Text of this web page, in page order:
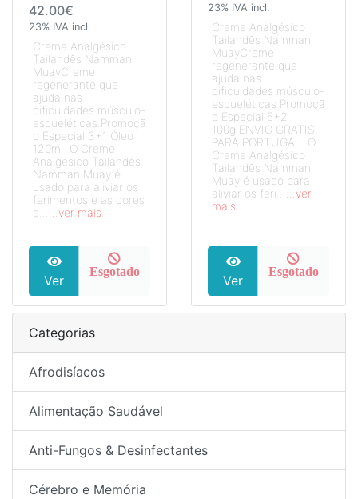
42.00€
23% IVA incl.
Creme Analgésico
Tailandês Namman
MuayCreme
regenerante que
ajuda nas
dificuldades músculo-
esqueléticas.Promoçã
o Especial 3+1 Óleo
120ml O Creme
Analgésico Tailandês
Namman Muay é
usado para aliviar os
ferimentos e as dores
q...
...ver mais
Ver
Esgotado
23% IVA incl.
Creme Analgésico
Tailandês Namman
MuayCreme
regenerante que
ajuda nas
dificuldades músculo-
esqueléticas.Promoçã
o Especial 5+2
100g ENVIO GRATIS
PARA PORTUGAL O
Creme Analgésico
Tailandês Namman
Muay é usado para
aliviar os feri...
...ver
mais
Ver
Esgotado
Categorias
Afrodisíacos
Alimentação Saudável
Anti-Fungos & Desinfectantes
Cérebro e Memória